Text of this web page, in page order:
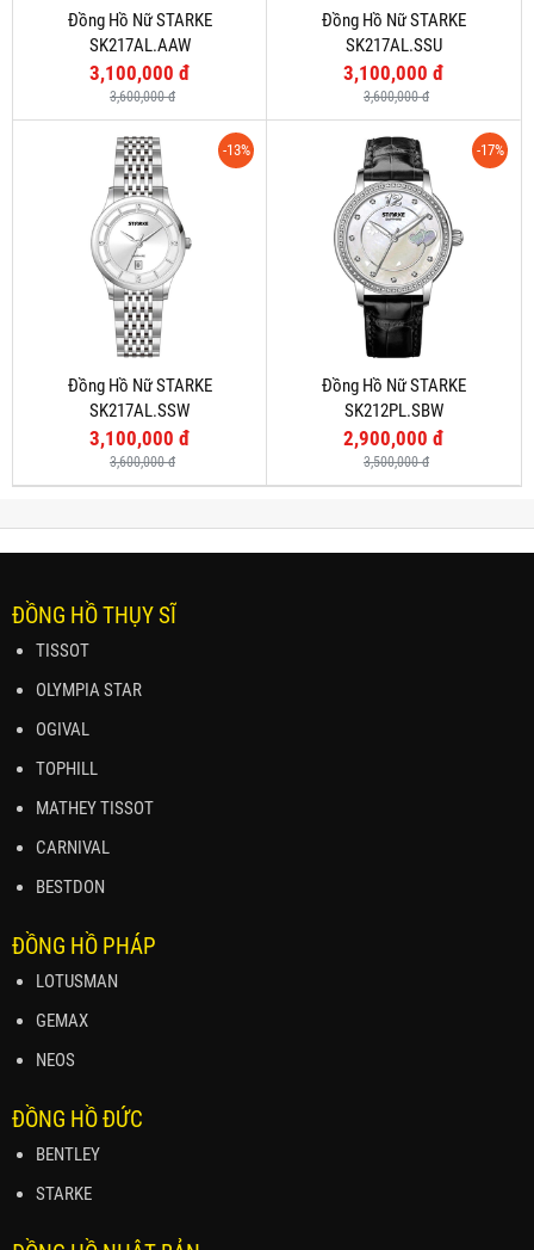
Đồng Hồ Nữ STARKE
SK217AL.AAW
3,100,000 đ
3,600,000 đ
Đồng Hồ Nữ STARKE
SK217AL.SSU
3,100,000 đ
3,600,000 đ
-13%
Đồng Hồ Nữ STARKE
SK217AL.SSW
3,100,000 đ
3,600,000 đ
-17%
Đồng Hồ Nữ STARKE
SK212PL.SBW
2,900,000 đ
3,500,000 đ
ĐỒNG HỒ THỤY SĨ
TISSOT
OLYMPIA STAR
OGIVAL
TOPHILL
MATHEY TISSOT
CARNIVAL
BESTDON
ĐỒNG HỒ PHÁP
LOTUSMAN
GEMAX
NEOS
ĐỒNG HỒ ĐỨC
BENTLEY
STARKE